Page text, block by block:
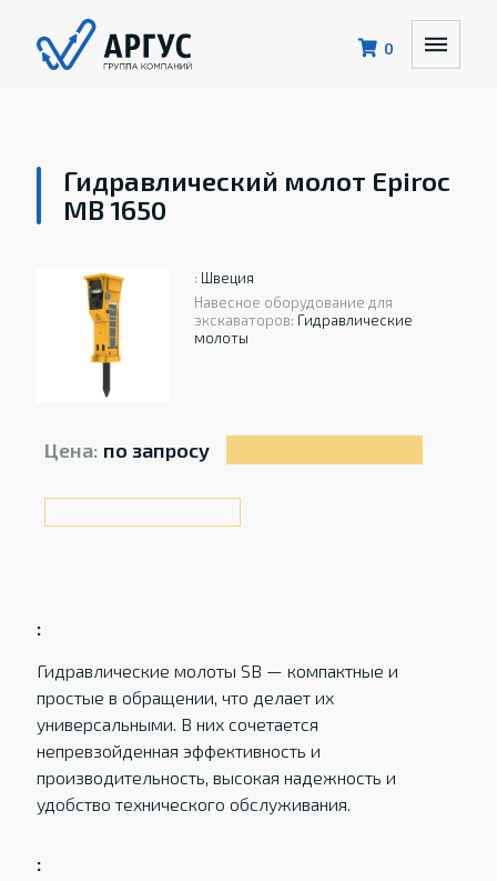
0
Гидравлический молот Epiroc
MB 1650
: Швеция
Навесное оборудование для
экскаваторов: Гидравлические
молоты
Цена: по запросу
:
Гидравлические молоты SB — компактные и
простые в обращении, что делает их
универсальными. В них сочетается
непревзойденная эффективность и
производительность, высокая надежность и
удобство технического обслуживания.
: